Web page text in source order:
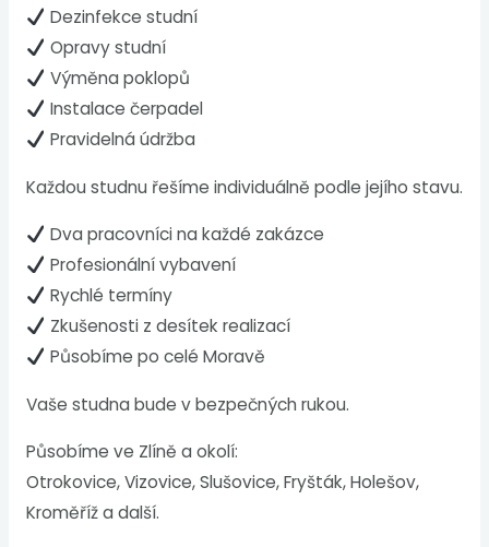
Dezinfekce studní
Opravy studní
Výměna poklopů
Instalace čerpadel
Pravidelná údržba
Každou studnu řešíme individuálně podle jejího stavu.
Dva pracovníci na každé zakázce
Profesionální vybavení
Rychlé termíny
Zkušenosti z desítek realizací
Působíme po celé Moravě
Vaše studna bude v bezpečných rukou.
Působíme ve Zlíně a okolí:
Otrokovice, Vizovice, Slušovice, Fryšták, Holešov,
Kroměříž a další.